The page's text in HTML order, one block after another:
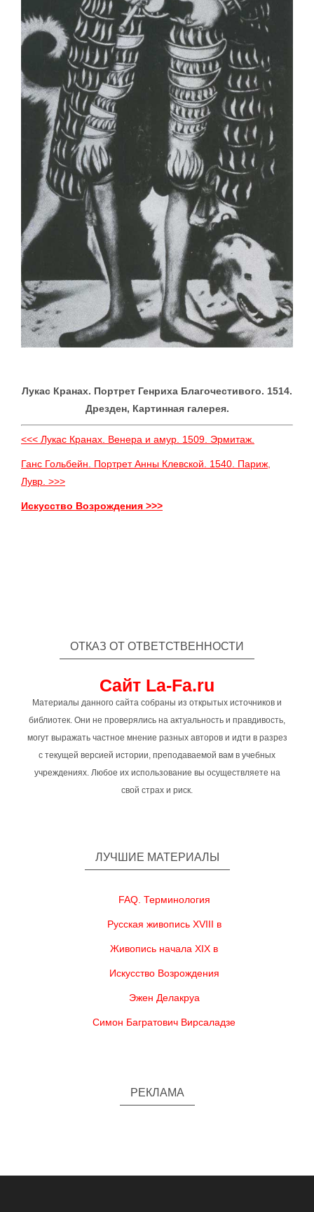
Лукас Кранах. Портрет Генриха Благочестивого. 1514.
Дрезден, Картинная галерея.
<<< Лукас Кранах. Венера и амур. 1509. Эрмитаж.
Ганс Гольбейн. Портрет Анны Клевской. 1540. Париж,
Лувр. >>>
Искусство Возрождения >>>
ОТКАЗ ОТ ОТВЕТСТВЕННОСТИ
Сайт La-Fa.ru
Материалы данного сайта собраны из открытых источников и
библиотек. Они не проверялись на актуальность и правдивость,
могут выражать частное мнение разных авторов и идти в разрез
с текущей версией истории, преподаваемой вам в учебных
учреждениях. Любое их использование вы осуществляете на
свой страх и риск.
ЛУЧШИЕ МАТЕРИАЛЫ
FAQ. Терминология
Русская живопись XVIII в
Живопись начала XIX в
Искусство Возрождения
Эжен Делакруа
Симон Багратович Вирсаладзе
РЕКЛАМА